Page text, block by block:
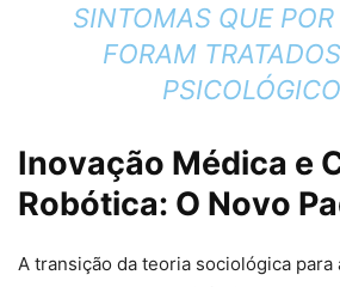
SINTOMAS QUE
FORAM
Inovação Médica e
Robótica: O Novo
A transição da teoria sociológica